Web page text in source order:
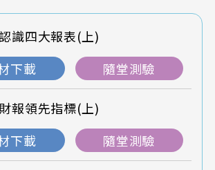
識四大報表(上)
下載
隨堂測驗
報領先指標(上)
下載
隨堂測驗